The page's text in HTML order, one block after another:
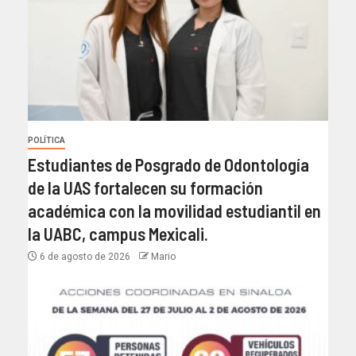
POLÍTICA
Estudiantes de Posgrado de Odontología
de la UAS fortalecen su formación
académica con la movilidad estudiantil en
la UABC, campus Mexicali.
6 de agosto de 2026 Mario